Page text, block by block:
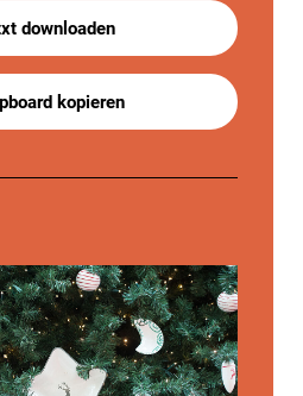
downloaden
kopieren